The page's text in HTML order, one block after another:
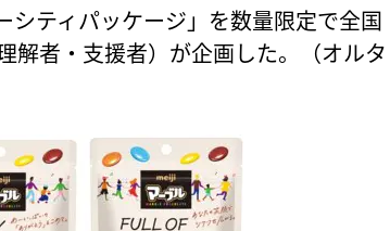
シティパッケージ」を数量限定で全国
解者・支援者）が企画した。（オルタ